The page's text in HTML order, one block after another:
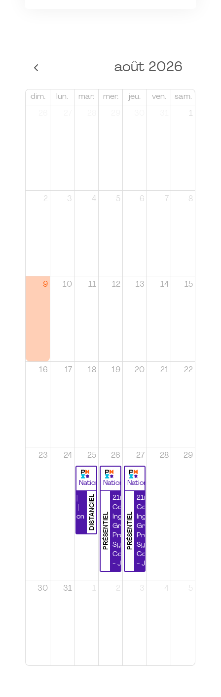
août 2026
dim. lun. mar. mer. jeu. ven. sam.
1
2 3 4 5 6 7 8
9 10 11 12 13 14 15
16 17 18 19 20 21 22
23 24 25
National
DISTANCIEL
Certification
26
National
PRÉSENTIEL
21ième
Congrès
Ingénierie
Grands
Projets et
Systèmes
Complexes
- Jour 1
27
National
PRÉSENTIEL
21ième
Congrès
Ingénierie
Grands
Projets et
Systèmes
Complexes
- Jour 2
28 29
30 31 1 2 3 4 5